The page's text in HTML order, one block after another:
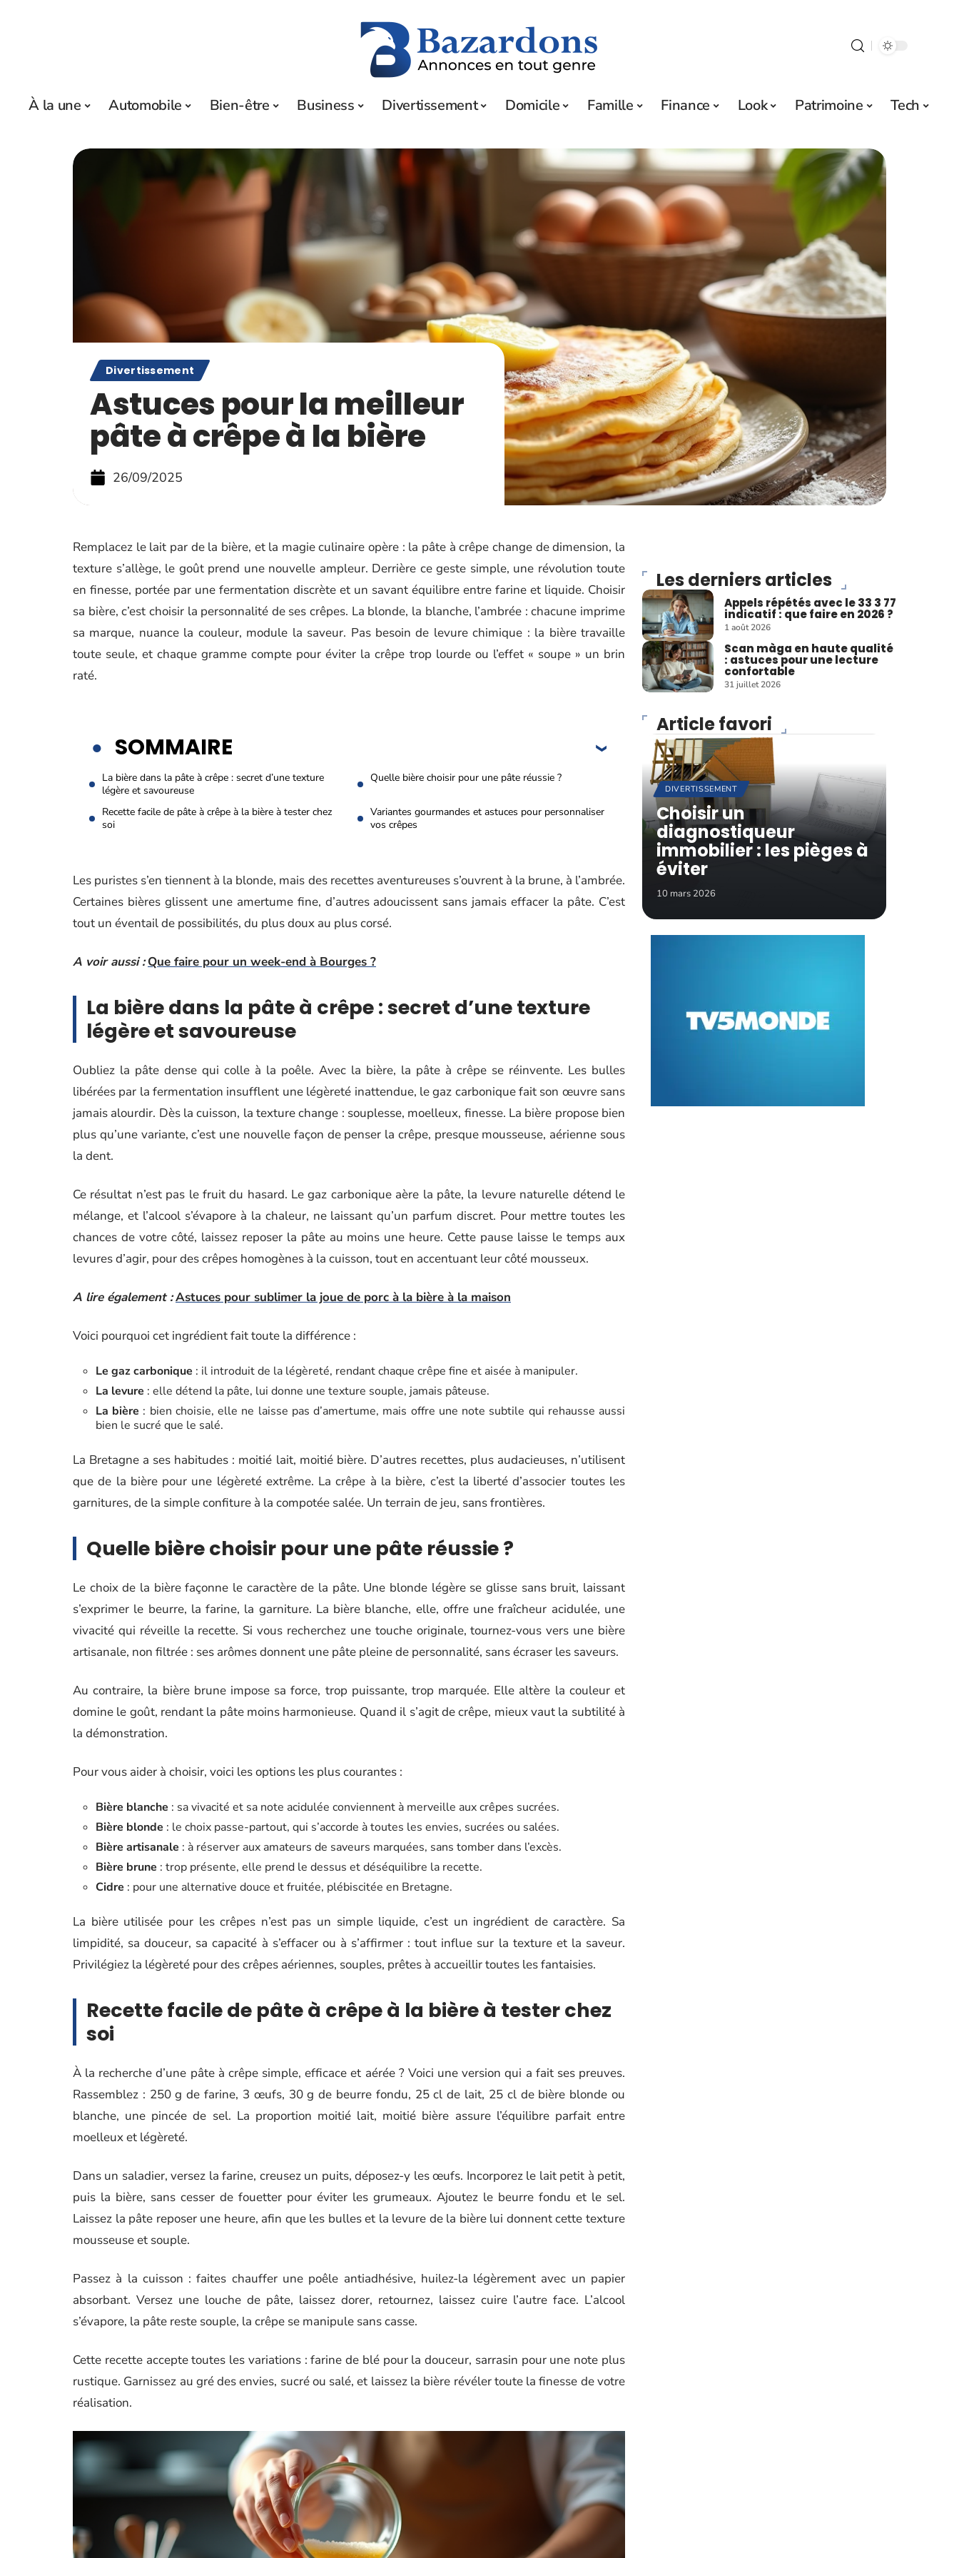
À la une Automobile Bien-être Business Divertissement Domicile Famille Finance Look Patrimoine Tech
Divertissement
Astuces pour la meilleur
pâte à crêpe à la bière
26/09/2025
Remplacez le lait par de la bière, et la magie culinaire opère : la pâte à crêpe change de dimension, la
texture s’allège, le goût prend une nouvelle ampleur. Derrière ce geste simple, une révolution toute
en finesse, portée par une fermentation discrète et un savant équilibre entre farine et liquide. Choisir
sa bière, c’est choisir la personnalité de ses crêpes. La blonde, la blanche, l’ambrée : chacune imprime
sa marque, nuance la couleur, module la saveur. Pas besoin de levure chimique : la bière travaille
toute seule, et chaque gramme compte pour éviter la crêpe trop lourde ou l’effet « soupe » un brin
raté.
SOMMAIRE
La bière dans la pâte à crêpe : secret d’une texture
légère et savoureuse
Quelle bière choisir pour une pâte réussie ?
Recette facile de pâte à crêpe à la bière à tester chez
soi
Variantes gourmandes et astuces pour personnaliser
vos crêpes
Les puristes s’en tiennent à la blonde, mais des recettes aventureuses s’ouvrent à la brune, à l’ambrée.
Certaines bières glissent une amertume fine, d’autres adoucissent sans jamais effacer la pâte. C’est
tout un éventail de possibilités, du plus doux au plus corsé.
A voir aussi : Que faire pour un week-end à Bourges ?
La bière dans la pâte à crêpe : secret d’une texture
légère et savoureuse
Oubliez la pâte dense qui colle à la poêle. Avec la bière, la pâte à crêpe se réinvente. Les bulles
libérées par la fermentation insufflent une légèreté inattendue, le gaz carbonique fait son œuvre sans
jamais alourdir. Dès la cuisson, la texture change : souplesse, moelleux, finesse. La bière propose bien
plus qu’une variante, c’est une nouvelle façon de penser la crêpe, presque mousseuse, aérienne sous
la dent.
Ce résultat n’est pas le fruit du hasard. Le gaz carbonique aère la pâte, la levure naturelle détend le
mélange, et l’alcool s’évapore à la chaleur, ne laissant qu’un parfum discret. Pour mettre toutes les
chances de votre côté, laissez reposer la pâte au moins une heure. Cette pause laisse le temps aux
levures d’agir, pour des crêpes homogènes à la cuisson, tout en accentuant leur côté mousseux.
A lire également :Astuces pour sublimer la joue de porc à la bière à la maison
Voici pourquoi cet ingrédient fait toute la différence :
Le gaz carbonique : il introduit de la légèreté, rendant chaque crêpe fine et aisée à manipuler.
La levure : elle détend la pâte, lui donne une texture souple, jamais pâteuse.
La bière : bien choisie, elle ne laisse pas d’amertume, mais offre une note subtile qui rehausse aussi
bien le sucré que le salé.
La Bretagne a ses habitudes : moitié lait, moitié bière. D’autres recettes, plus audacieuses, n’utilisent
que de la bière pour une légèreté extrême. La crêpe à la bière, c’est la liberté d’associer toutes les
garnitures, de la simple confiture à la compotée salée. Un terrain de jeu, sans frontières.
Quelle bière choisir pour une pâte réussie ?
Le choix de la bière façonne le caractère de la pâte. Une blonde légère se glisse sans bruit, laissant
s’exprimer le beurre, la farine, la garniture. La bière blanche, elle, offre une fraîcheur acidulée, une
vivacité qui réveille la recette. Si vous recherchez une touche originale, tournez-vous vers une bière
artisanale, non filtrée : ses arômes donnent une pâte pleine de personnalité, sans écraser les saveurs.
Au contraire, la bière brune impose sa force, trop puissante, trop marquée. Elle altère la couleur et
domine le goût, rendant la pâte moins harmonieuse. Quand il s’agit de crêpe, mieux vaut la subtilité à
la démonstration.
Pour vous aider à choisir, voici les options les plus courantes :
Bière blanche : sa vivacité et sa note acidulée conviennent à merveille aux crêpes sucrées.
Bière blonde : le choix passe-partout, qui s’accorde à toutes les envies, sucrées ou salées.
Bière artisanale : à réserver aux amateurs de saveurs marquées, sans tomber dans l’excès.
Bière brune : trop présente, elle prend le dessus et déséquilibre la recette.
Cidre : pour une alternative douce et fruitée, plébiscitée en Bretagne.
La bière utilisée pour les crêpes n’est pas un simple liquide, c’est un ingrédient de caractère. Sa
limpidité, sa douceur, sa capacité à s’effacer ou à s’affirmer : tout influe sur la texture et la saveur.
Privilégiez la légèreté pour des crêpes aériennes, souples, prêtes à accueillir toutes les fantaisies.
Recette facile de pâte à crêpe à la bière à tester chez
soi
À la recherche d’une pâte à crêpe simple, efficace et aérée ? Voici une version qui a fait ses preuves.
Rassemblez : 250 g de farine, 3 œufs, 30 g de beurre fondu, 25 cl de lait, 25 cl de bière blonde ou
blanche, une pincée de sel. La proportion moitié lait, moitié bière assure l’équilibre parfait entre
moelleux et légèreté.
Dans un saladier, versez la farine, creusez un puits, déposez-y les œufs. Incorporez le lait petit à petit,
puis la bière, sans cesser de fouetter pour éviter les grumeaux. Ajoutez le beurre fondu et le sel.
Laissez la pâte reposer une heure, afin que les bulles et la levure de la bière lui donnent cette texture
mousseuse et souple.
Passez à la cuisson : faites chauffer une poêle antiadhésive, huilez-la légèrement avec un papier
absorbant. Versez une louche de pâte, laissez dorer, retournez, laissez cuire l’autre face. L’alcool
s’évapore, la pâte reste souple, la crêpe se manipule sans casse.
Cette recette accepte toutes les variations : farine de blé pour la douceur, sarrasin pour une note plus
rustique. Garnissez au gré des envies, sucré ou salé, et laissez la bière révéler toute la finesse de votre
réalisation.
Les derniers articles
Appels répétés avec le 33 3 77
indicatif : que faire en 2026 ?
1 août 2026
Scan màga en haute qualité
: astuces pour une lecture
confortable
31 juillet 2026
Article favori
DIVERTISSEMENT
Choisir un
diagnostiqueur
immobilier : les pièges à
éviter
10 mars 2026